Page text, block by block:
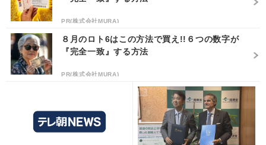
PR(株式会社MURA)
８月のロト6はこの方法で買え!!６つの数字が
『完全一致』する方法
PR(株式会社MURA)